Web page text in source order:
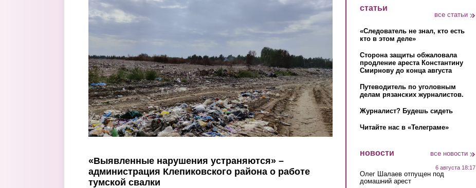
Перейти к основному содержанию
«Выявленные нарушения устраняются» –
администрация Клепиковского района о работе
тумской свалки
статьи
все статьи
«Следователь не знал, кто есть
кто в этом деле»
Сторона защиты обжаловала
продление ареста Константину
Смирнову до конца августа
Путеводитель по уголовным
делам рязанских журналистов.
Журналист? Будешь сидеть
Читайте нас в «Телеграме»
новости все новости
6 августа 18:17
Олег Шалаев отпущен под
домашний арест